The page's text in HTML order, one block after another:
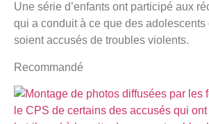
Une série d’enfants ont participé aux
qui a conduit à ce que des adolescents
soient accusés de troubles violents.
Recommandé